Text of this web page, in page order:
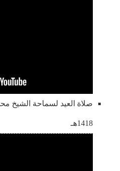
صلاة العيد لسماحة الشيخ
1418هـ